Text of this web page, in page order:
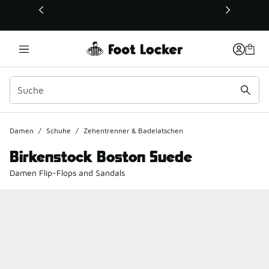
Dieser Link öffnet sich in einem neuen Fenster
Damen / Schuhe / Zehentrenner & Badelatschen
Birkenstock Boston Suede
Damen Flip-Flops and Sandals